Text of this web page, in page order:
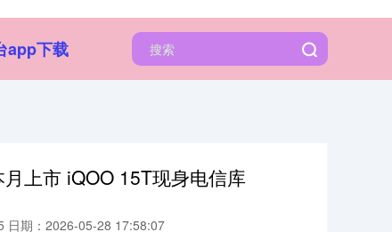
app下载
上市 iQOO 15T现身电信库
日期：2026-05-28 17:58:07